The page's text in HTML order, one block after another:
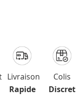
Livraison
Rapide
Colis
Discret